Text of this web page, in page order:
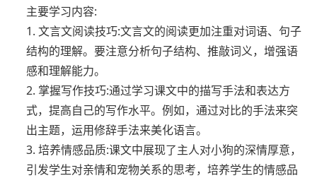
主要学习内容:
1. 文言文阅读技巧:文言文的阅读更加注重对词语、句子
结构的理解。要注意分析句子结构、推敲词义，增强语
感和理解能力。
2. 掌握写作技巧:通过学习课文中的描写手法和表达方
式，提高自己的写作水平。例如，通过对比的手法来突
出主题，运用修辞手法来美化语言。
3. 培养情感品质:课文中展现了主人对小狗的深情厚意，
引发学生对亲情和宠物关系的思考，培养学生的情感品